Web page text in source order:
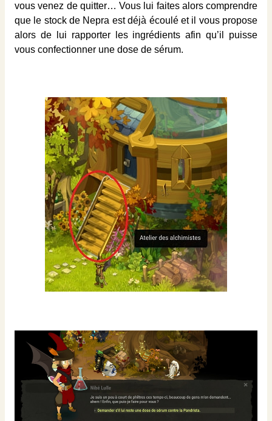
vous venez de quitter… Vous lui faites alors comprendre
que le stock de Nepra est déjà écoulé et il vous propose
alors de lui rapporter les ingrédients afin qu’il puisse
vous confectionner une dose de sérum.